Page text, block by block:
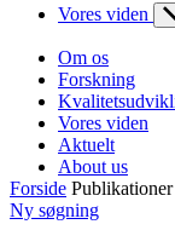
Vores viden
Om os
Forskning
Vores viden
Aktuelt
About us
Forside Publikationer
Ny søgning